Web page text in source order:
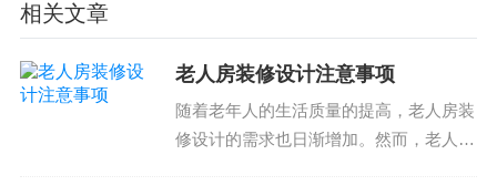
是否有提供多种材料选择
是否有考虑到您的预算和需求
是否有提供材料样品和价格
是否有提供材料的质保和售后服务
相关文章
老人房装修设计注意事项
随着老年人的生活质量的提高，老人房装
修设计的需求也日渐增加。然而，老人房